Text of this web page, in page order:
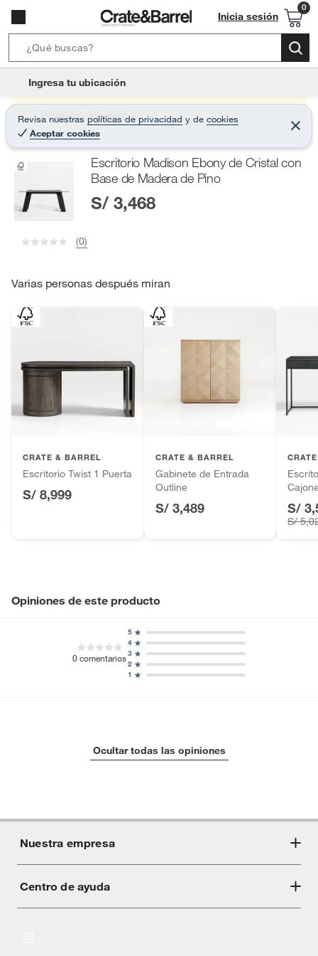
Inicia sesión
e
r
c
B
a
t
n
Ingresa tu ubicación
Revisa nuestras políticas de privacidad y de cookies
Aceptar cookies
C
e
r
a
r
Producto sin stock :(
Escritorio Madison Ebony de Cristal con
Base de Madera de Pino
S/ 3,468
(0)
Varias personas después miran
CRATE & BARREL
Escritorio Twist 1 Puerta
S/ 8,999
CRATE & BARREL
Gabinete de Entrada
Outline
S/ 3,489 S/
S/
Opiniones de este producto
0comentarios
1
2
3
4
5
Ocultar todas las opiniones
Nuestra empresa
Acerca de Crate
Centro de ayuda